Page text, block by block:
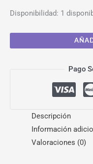
Disponibilidad: 1
Pago
Descripción
Información
Valoraciones (0)